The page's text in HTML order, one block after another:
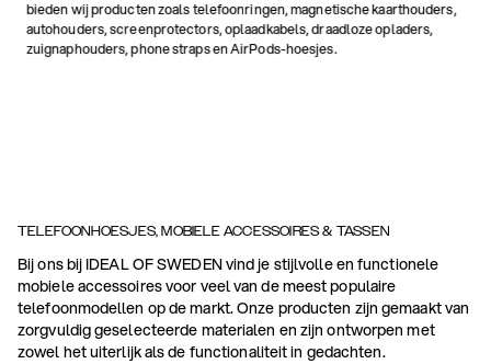
bieden wij producten zoals telefoonringen, magnetische kaarthouders,
autohouders, screenprotectors, oplaadkabels, draadloze opladers,
zuignaphouders, phone straps en AirPods-hoesjes.
TELEFOONHOESJES, MOBIELE ACCESSOIRES & TASSEN
Bij ons bij IDEAL OF SWEDEN vind je stijlvolle en functionele
mobiele accessoires voor veel van de meest populaire
telefoonmodellen op de markt. Onze producten zijn gemaakt van
zorgvuldig geselecteerde materialen en zijn ontworpen met
zowel het uiterlijk als de functionaliteit in gedachten.